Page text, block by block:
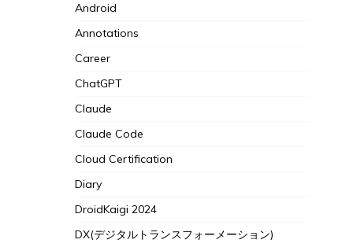
Android
Annotations
Career
ChatGPT
Claude
Claude Code
Cloud Certification
Diary
DroidKaigi 2024
DX(デジタルトランスフォーメーション)